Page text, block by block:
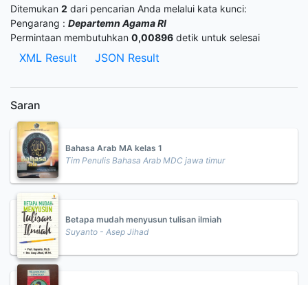
Ditemukan 2 dari pencarian Anda melalui kata kunci:
Pengarang : Departemn Agama RI
Permintaan membutuhkan 0,00896 detik untuk selesai
XML Result JSON Result
Saran
Bahasa Arab MA kelas 1
Tim Penulis Bahasa Arab MDC jawa timur
Betapa mudah menyusun tulisan ilmiah
Suyanto - Asep Jihad